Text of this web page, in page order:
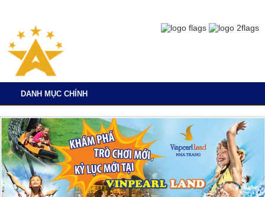
DANH MỤC CHÍNH